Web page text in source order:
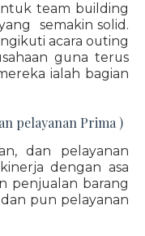
team building
semakin solid.
acara outing
guna terus
ialah bagian
pelayanan Prima )
dan pelayanan
dengan asa
penjualan barang
pun pelayanan